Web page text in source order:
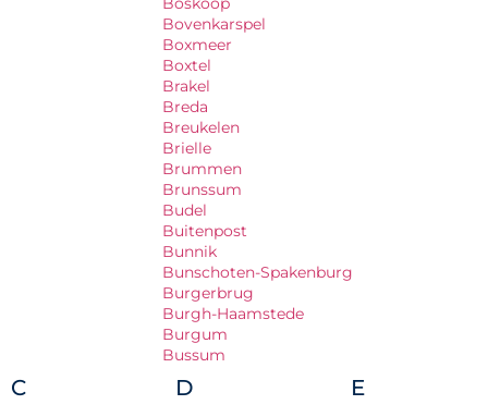
Bovenkarspel
Boxmeer
Boxtel
Brakel
Breda
Breukelen
Brielle
Brummen
Brunssum
Budel
Buitenpost
Bunnik
Bunschoten-Spakenburg
Burgerbrug
Burgh-Haamstede
Burgum
Bussum
C D E